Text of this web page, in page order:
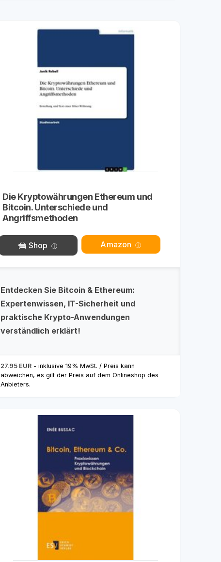
Die Kryptowährungen Ethereum und
Bitcoin. Unterschiede und
Angriffsmethoden
Shop Amazon
Entdecken Sie Bitcoin & Ethereum:
Expertenwissen, IT-Sicherheit und
praktische Krypto-Anwendungen
verständlich erklärt!
27.95 EUR - inklusive 19% MwSt. / Preis kann
abweichen, es gilt der Preis auf dem Onlineshop des
Anbieters.